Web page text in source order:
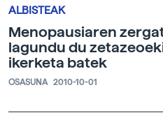
ALBISTEAK
Menopausiaren
lagundu du
ikerketa batek
OSASUNA 2010-10-01